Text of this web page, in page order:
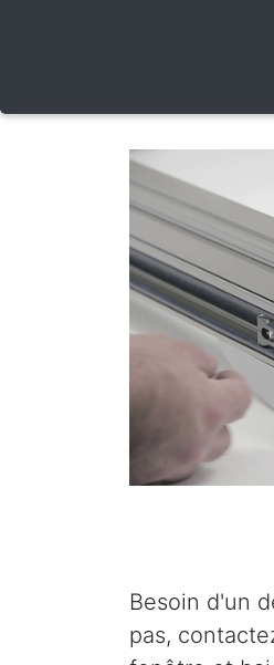
Besoin d'un
pas,